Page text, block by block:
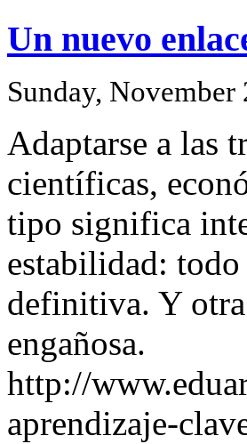
Un nuevo
Sunday, November
Adaptarse a las
científicas,
tipo significa
estabilidad:
definitiva. Y otra
engañosa.
http://
aprendizaje-